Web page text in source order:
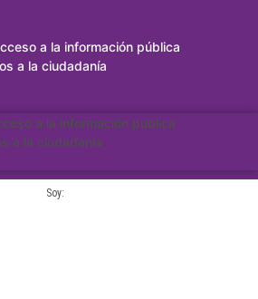
a la información pública
a la ciudadanía
a la información pública
a la ciudadanía
Soy: